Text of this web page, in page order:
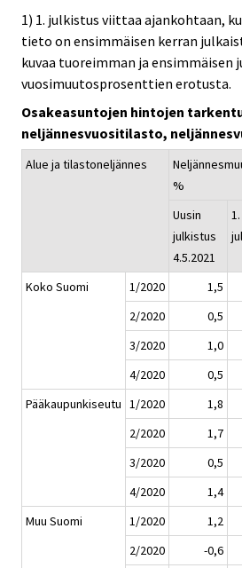
1) 1. julkistus viittaa ajankohtaan,
tieto on ensimmäisen kerran
kuvaa tuoreimman ja ensimmäisen
vuosimuutosprosenttien erotusta.
Osakeasuntojen hintojen
neljännesvuositilasto,
Alue ja tilastoneljännes
%
Uusin
julkistus
4.5.2021
1.
Koko Suomi 1/2020 1,5
2/2020
0,5
3/2020
1,0
4/2020
0,5
Pääkaupunkiseutu 1/2020 1,8
2/2020
1,7
3/2020
0,5
4/2020
1,4
Muu Suomi
1/2020 1,2
2/2020
-0,6